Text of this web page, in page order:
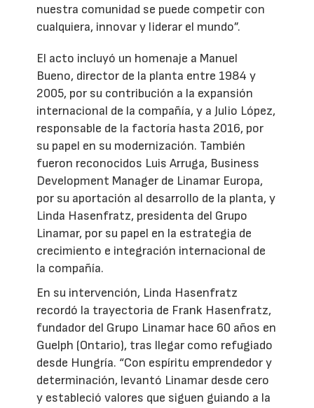
nuestra comunidad se puede competir con
cualquiera, innovar y liderar el mundo”.
El acto incluyó un homenaje a Manuel
Bueno, director de la planta entre 1984 y
2005, por su contribución a la expansión
internacional de la compañía, y a Julio López,
responsable de la factoría hasta 2016, por
su papel en su modernización. También
fueron reconocidos Luis Arruga, Business
Development Manager de Linamar Europa,
por su aportación al desarrollo de la planta, y
Linda Hasenfratz, presidenta del Grupo
Linamar, por su papel en la estrategia de
crecimiento e integración internacional de
la compañía.
En su intervención, Linda Hasenfratz
recordó la trayectoria de Frank Hasenfratz,
fundador del Grupo Linamar hace 60 años en
Guelph (Ontario), tras llegar como refugiado
desde Hungría. “Con espíritu emprendedor y
determinación, levantó Linamar desde cero
y estableció valores que siguen guiando a la